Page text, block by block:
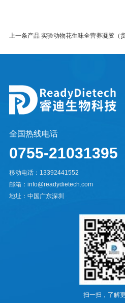
全国热线电话
0755-21031395
移动电话：13392441552
邮箱：info@readydietech.com
地址：中国广东深圳
扫一扫，了解